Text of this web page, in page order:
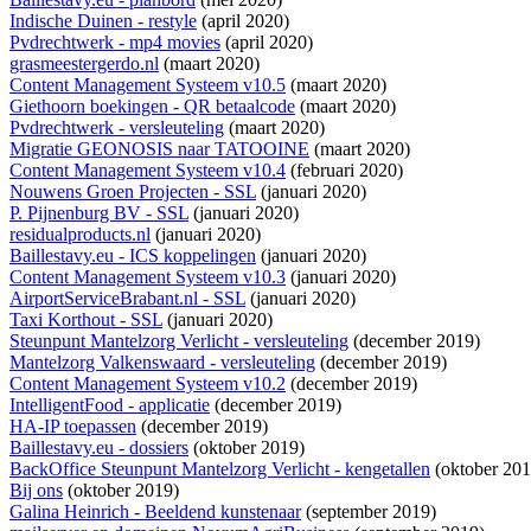
Indische Duinen - restyle (april 2020)
Pvdrechtwerk - mp4 movies (april 2020)
grasmeestergerdo.nl (maart 2020)
Content Management Systeem v10.5 (maart 2020)
Giethoorn boekingen - QR betaalcode (maart 2020)
Pvdrechtwerk - versleuteling (maart 2020)
Migratie GEONOSIS naar TATOOINE (maart 2020)
Content Management Systeem v10.4 (februari 2020)
Nouwens Groen Projecten - SSL (januari 2020)
P. Pijnenburg BV - SSL (januari 2020)
residualproducts.nl (januari 2020)
Baillestavy.eu - ICS koppelingen (januari 2020)
Content Management Systeem v10.3 (januari 2020)
AirportServiceBrabant.nl - SSL (januari 2020)
Taxi Korthout - SSL (januari 2020)
Steunpunt Mantelzorg Verlicht - versleuteling (december 2019)
Mantelzorg Valkenswaard - versleuteling (december 2019)
Content Management Systeem v10.2 (december 2019)
IntelligentFood - applicatie (december 2019)
HA-IP toepassen (december 2019)
Baillestavy.eu - dossiers (oktober 2019)
BackOffice Steunpunt Mantelzorg Verlicht - kengetallen (oktober
Bij ons (oktober 2019)
Galina Heinrich - Beeldend kunstenaar(september 2019)